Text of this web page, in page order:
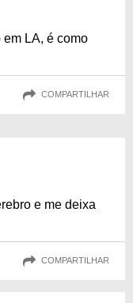
LA, é como
COMPARTILHAR
e me deixa
COMPARTILHAR